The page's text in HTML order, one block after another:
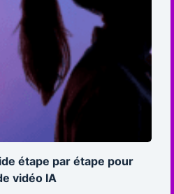
étape par étape pour
vidéo IA